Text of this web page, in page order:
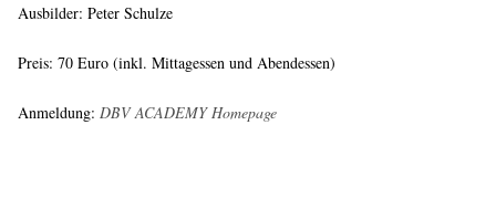
Ausbilder: Peter Schulze
Preis: 70 Euro (inkl. Mittagessen und Abendessen)
Anmeldung: DBV ACADEMY Homepage